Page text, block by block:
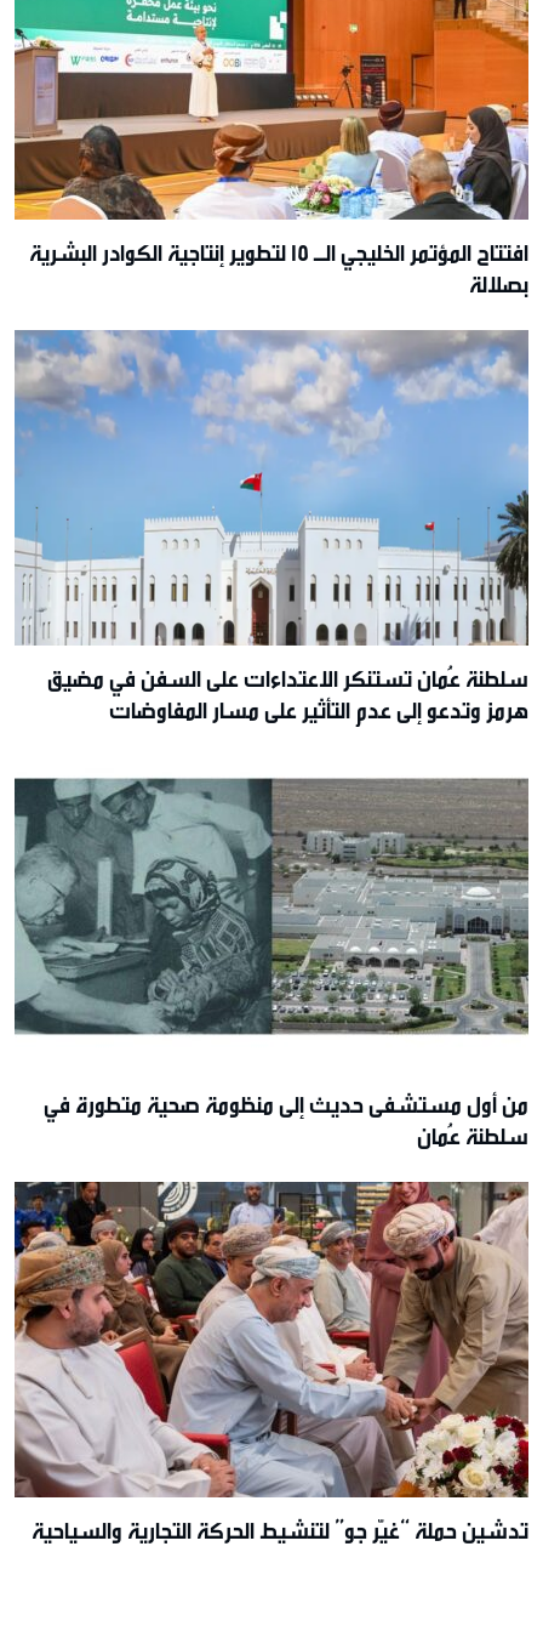
افتتاح المؤتمر الخليجي الـ 15 لتطوير إنتاجية الكوادر البشرية
بصلالة
سلطنة عُمان تستنكر الاعتداءات على السفن في مضيق
هرمز وتدعو إلى عدم التأثير على مسار المفاوضات
من أول مستشفى حديث إلى منظومة صحية متطورة في
سلطنة عُمان
تدشين حملة “غيّر جو” لتنشيط الحركة التجارية والسياحية